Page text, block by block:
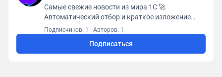
Самые свежие новости из мира 1С 🚀
Автоматический отбор и краткое изложение
каждой новости 📌 Будь в курсе событий! 🔥 Для
Подписчиков: 1 · Авторов: 1
Подписаться